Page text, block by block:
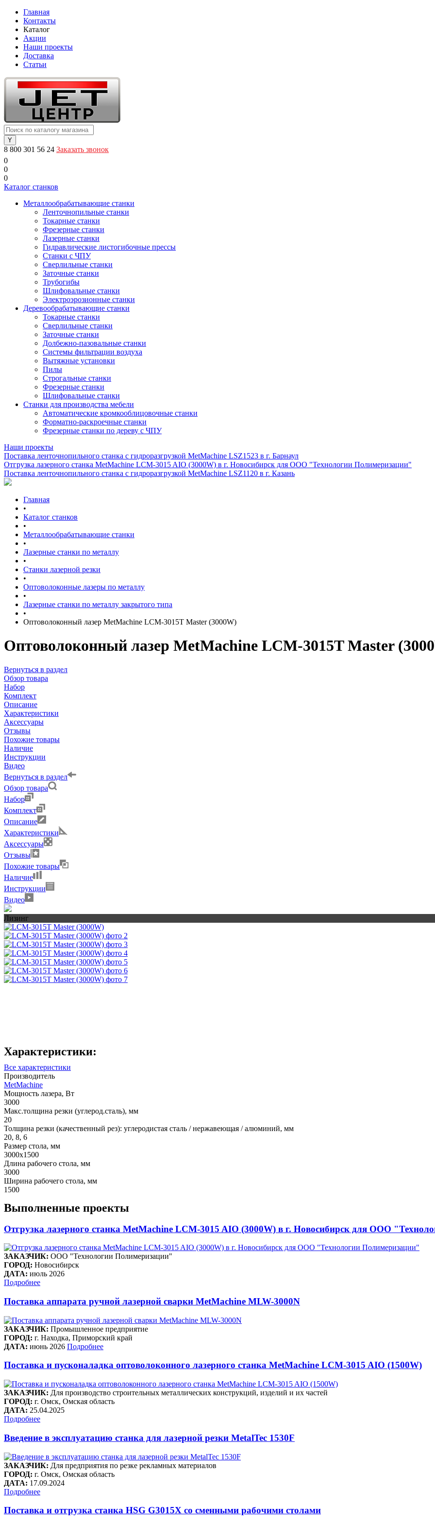
Главная
Контакты
Каталог
Акции
Наши проекты
Доставка
Статьи
8 800 301 56 24 Заказать звонок
0
0
0
Каталог станков
Металлообрабатывающие станки
Ленточнопильные станки
Токарные станки
Фрезерные станки
Лазерные станки
Гидравлические листогибочные прессы
Станки с ЧПУ
Сверлильные станки
Заточные станки
Трубогибы
Шлифовальные станки
Электроэрозионные станки
Деревообрабатывающие станки
Токарные станки
Сверлильные станки
Заточные станки
Долбежно-пазовальные станки
Системы фильтрации воздуха
Вытяжные установки
Пилы
Строгальные станки
Фрезерные станки
Шлифовальные станки
Станки для производства мебели
Автоматические кромкооблицовочные станки
Форматно-раскроечные станки
Фрезерные станки по дереву с ЧПУ
Наши проекты
Поставка ленточнопильного станка c гидроразгрузкой MetMachine LSZ1523 в г. Барнаул
Отгрузка лазерного станка MetMachine LCM-3015 AIO (3000W) в г. Новосибирск для ООО "Технологии Полимеризации"
Поставка ленточнопильного станка c гидроразгрузкой MetMachine LSZ1120 в г. Казань
Главная
•
Каталог станков
•
Металлообрабатывающие станки
•
Лазерные станки по металлу
•
Станки лазерной резки
•
Оптоволоконные лазеры по металлу
•
Лазерные станки по металлу закрытого типа
•
Оптоволоконный лазер MetMachine LCM-3015T Master (3000W)
Оптоволоконный лазер MetMachine LCM-3015T Master
Вернуться в раздел
Обзор товара
Набор
Комплект
Описание
Характеристики
Аксессуары
Отзывы
Похожие товары
Наличие
Инструкции
Видео
Вернуться в раздел
Обзор товара
Набор
Комплект
Описание
Характеристики
Аксессуары
Отзывы
Похожие товары
Наличие
Инструкции
Видео
Лизинг
Характеристики:
Все характеристики
Производитель
MetMachine
Мощность лазера, Вт
3000
Макс.толщина резки (углерод.сталь), мм
20
Толщина резки (качественный рез): углеродистая сталь / нержавеющая / алюминий, мм
20, 8, 6
Размер стола, мм
3000х1500
Длина рабочего стола, мм
3000
Ширина рабочего стола, мм
1500
Выполненные проекты
Отгрузка лазерного станка MetMachine LCM-3015 AIO (3000W) в г. Новосибирск для ООО
ЗАКАЗЧИК: ООО "Технологии Полимеризации"
ГОРОД: Новосибирск
ДАТА: июль 2026
Подробнее
Поставка аппарата ручной лазерной сварки MetMachine MLW-3000N
ЗАКАЗЧИК: Промышленное предприятие
ГОРОД: г. Находка, Приморский край
ДАТА: июнь 2026 Подробнее
Поставка и пусконаладка оптоволоконного лазерного станка MetMachine LCM-3015 AIO (1500W)
ЗАКАЗЧИК: Для производство строительных металлических конструкций, изделий и их частей
ГОРОД: г. Омск, Омская область
ДАТА: 25.04.2025
Подробнее
Введение в эксплуатацию станка для лазерной резки MetalTec 1530F
ЗАКАЗЧИК: Для предприятия по резке рекламных материалов
ГОРОД: г. Омск, Омская область
ДАТА: 17.09.2024
Подробнее
Поставка и отгрузка станка HSG G3015X со сменными рабочими столами